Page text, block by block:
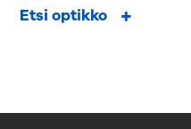
Etsi optikko